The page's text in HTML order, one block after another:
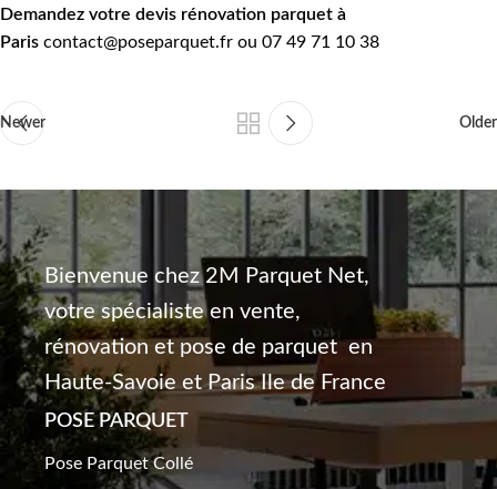
Demandez votre devis rénovation parquet à
Paris contact@poseparquet.fr ou 07 49 71 10 38
Newer Older
Bienvenue chez 2M Parquet Net,
votre spécialiste en vente,
rénovation et pose de parquet en
Haute-Savoie et Paris Ile de France
POSE PARQUET
Pose Parquet Collé